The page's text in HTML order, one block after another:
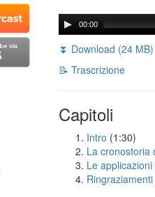
00:00
⏬ Download (24 MB)
📝 Trascrizione
Capitoli
Intro (1:30)
La cronostoria
Le
Ringraziamenti